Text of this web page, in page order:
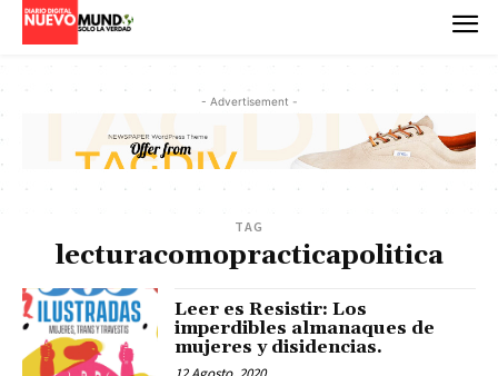
- Advertisement -
TAG
lecturacomopracticapolitica
Leer es Resistir: Los
imperdibles almanaques de
mujeres y disidencias.